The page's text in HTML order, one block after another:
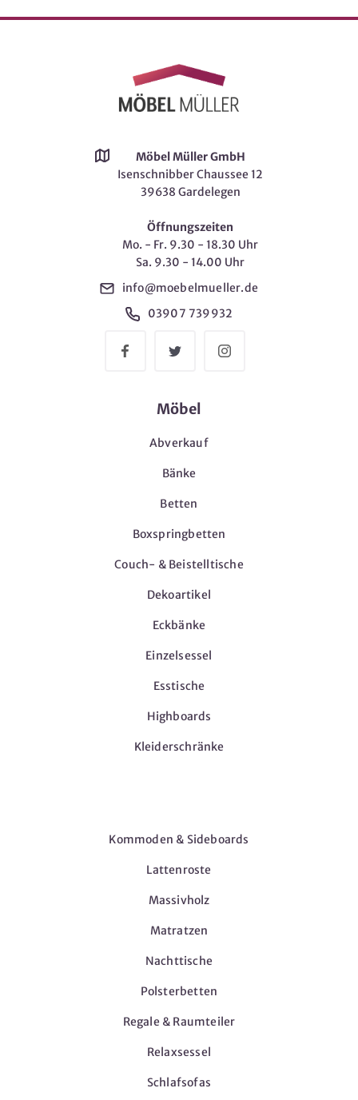
Möbel Müller GmbH
Isenschnibber Chaussee 12
39638 Gardelegen
Öffnungszeiten
Mo. - Fr. 9.30 - 18.30 Uhr
Sa. 9.30 - 14.00 Uhr
info@moebelmueller.de
03907 739932
Möbel
Abverkauf
Bänke
Betten
Boxspringbetten
Couch- & Beistelltische
Dekoartikel
Eckbänke
Einzelsessel
Esstische
Highboards
Kleiderschränke
Kommoden & Sideboards
Lattenroste
Massivholz
Matratzen
Nachttische
Polsterbetten
Regale & Raumteiler
Relaxsessel
Schlafsofas